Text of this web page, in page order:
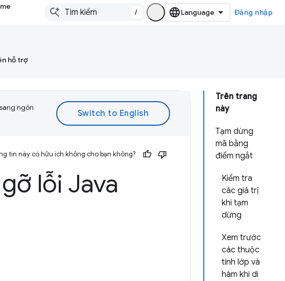
/ Đăng nhập
hỗ trợ
Trên trang
này
Tạm dừng
mã bằng
điểm ngắt
Kiểm tra
các giá trị
khi tạm
dừng
Xem trước
các thuộc
tính lớp và
hàm khi di
ngôn
tin này có hữu ích không cho bạn không?
lỗi Java